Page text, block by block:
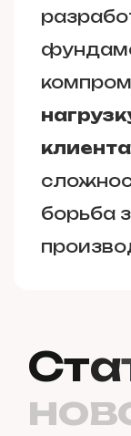
клиента
борьба
Ста
нов